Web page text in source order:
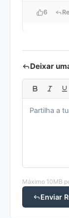
6
Deixar
Máximo 10MB
Enviar